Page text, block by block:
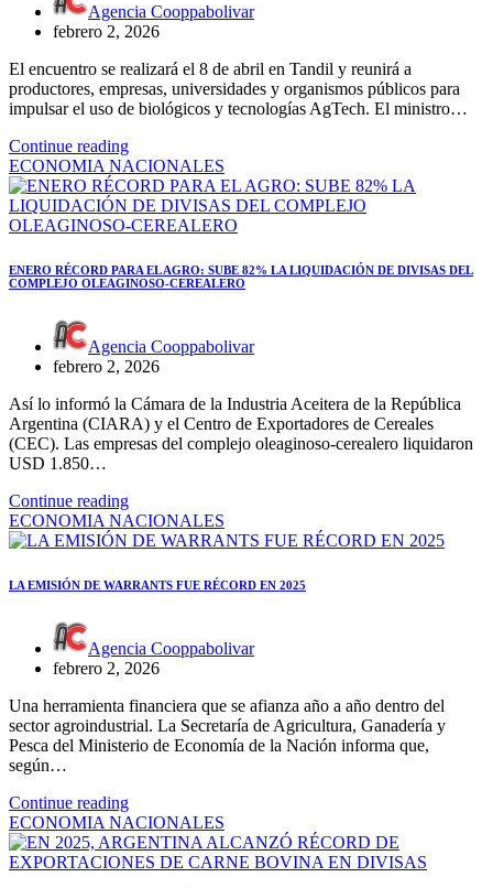
Agencia Cooppabolivar
febrero 2, 2026
El encuentro se realizará el 8 de abril en Tandil y reunirá a
productores, empresas, universidades y organismos públicos para
impulsar el uso de biológicos y tecnologías AgTech. El ministro…
Continue reading
ECONOMIA NACIONALES
ENERO RÉCORD PARA EL AGRO: SUBE 82% LA LIQUIDACIÓN DE DIVISAS DEL
COMPLEJO OLEAGINOSO-CEREALERO
Agencia Cooppabolivar
febrero 2, 2026
Así lo informó la Cámara de la Industria Aceitera de la República
Argentina (CIARA) y el Centro de Exportadores de Cereales
(CEC). Las empresas del complejo oleaginoso-cerealero liquidaron
USD 1.850…
Continue reading
ECONOMIA NACIONALES
LA EMISIÓN DE WARRANTS FUE RÉCORD EN 2025
Agencia Cooppabolivar
febrero 2, 2026
Una herramienta financiera que se afianza año a año dentro del
sector agroindustrial. La Secretaría de Agricultura, Ganadería y
Pesca del Ministerio de Economía de la Nación informa que,
según…
Continue reading
ECONOMIA NACIONALES